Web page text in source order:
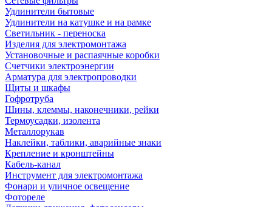
Удлинители бытовые
Удлинители на катушке и на рамке
Светильник - переноска
Изделия для электромонтажа
Установочные и распаячные коробки
Счетчики электроэнергии
Арматура для электропроводки
Щиты и шкафы
Гофротруба
Шины, клеммы, наконечники, рейки
Термоусадки, изолента
Металлорукав
Наклейки, таблики, аварийные знаки
Крепление и кронштейны
Кабель-канал
Инструмент для электромонтажа
Фонари и уличное освещение
Фотореле